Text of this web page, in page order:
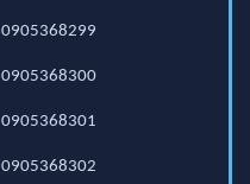
0905368299
0905368300
0905368301
0905368302